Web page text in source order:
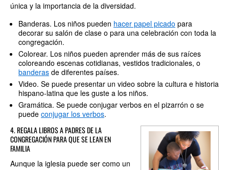
única y la importancia de la diversidad.
Banderas. Los niños pueden hacer papel picado para
decorar su salón de clase o para una celebración con toda la
congregación.
Colorear. Los niños pueden aprender más de sus raíces
coloreando escenas cotidianas, vestidos tradicionales, o
banderas de diferentes países.
Video. Se puede presentar un video sobre la cultura e historia
hispano-latina que les guste a los niños.
Gramática. Se puede conjugar verbos en el pizarrón o se
puede conjugar los verbos.
4. REGALA LIBROS A PADRES DE LA
CONGREGACIÓN PARA QUE SE LEAN EN
FAMILIA
Aunque la iglesia puede ser como un